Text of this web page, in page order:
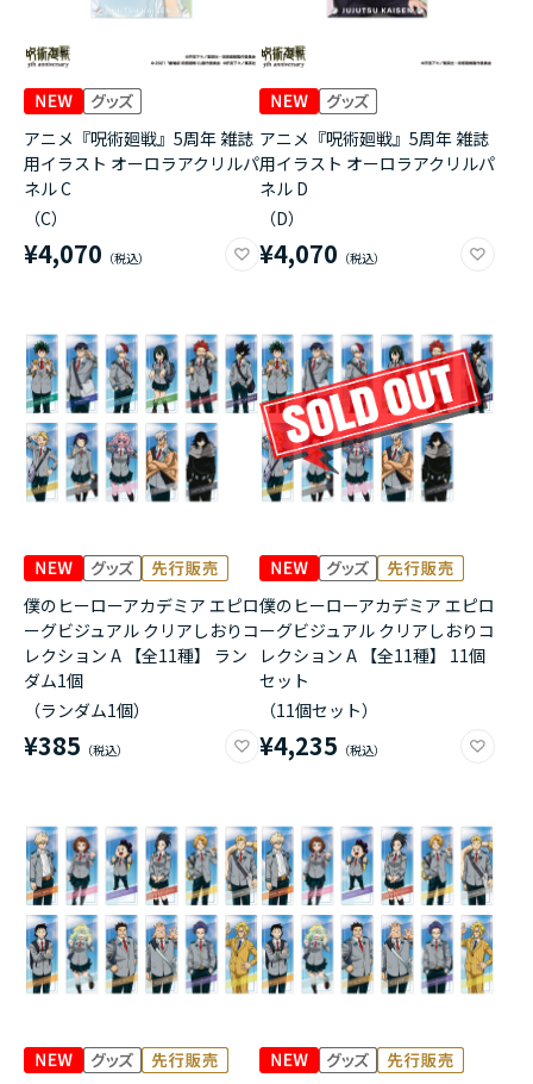
アニメ『呪術廻戦』5周年 雑誌
用イラスト オーロラアクリルパ
ネル C
（C）
¥4,070
アニメ『呪術廻戦』5周年 雑誌
用イラスト オーロラアクリルパ
ネル D
（D）
¥4,070
僕のヒーローアカデミア エピロ
ーグビジュアル クリアしおりコ
レクション A 【全11種】 ラン
ダム1個
（ランダム1個）
¥385
僕のヒーローアカデミア エピロ
ーグビジュアル クリアしおりコ
レクション A 【全11種】 11個
セット
（11個セット）
¥4,235